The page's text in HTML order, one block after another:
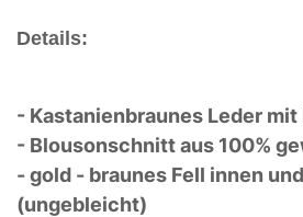
Details:
- Kastanienbraunes Leder
- Blousonschnitt aus 100%
- gold - braunes Fell innen
(ungebleicht)